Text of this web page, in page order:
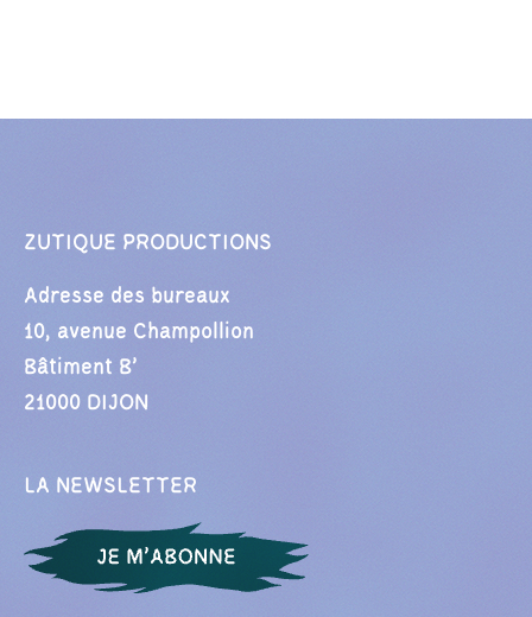
ZUTIQUE PRODUCTIONS
Adresse des bureaux
10, avenue Champollion
Bâtiment B’
21000 DIJON
LA NEWSLETTER